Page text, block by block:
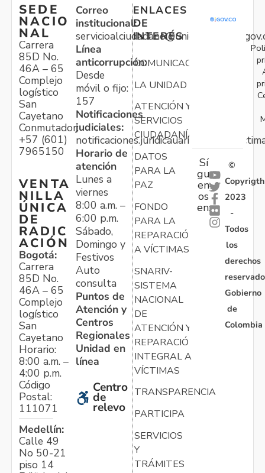
SEDE
NACIO
NAL
Carrera
85D No.
46A – 65
Complejo
logístico
San
Cayetano
Conmutador:
+57 (601)
7965150
VENTA
NILLA
ÚNICA
DE
RADIC
ACIÓN
Bogotá:
Carrera
85D No.
46A – 65
Complejo
logístico
San
Cayetano
Horario:
8:00 a.m. –
4:00 p.m.
Código
Postal:
111071
Medellín:
Calle 49
No 50-21
piso 14
Correo
institucional:
Línea
anticorrupción:
Desde
móvil o fijo:
157
Notificaciones
judiciales:
Horario de
atención
Lunes a
viernes
8:00 a.m. –
6:00 p.m.
Sábado,
Domingo y
Festivos
Auto
consulta
Puntos de
Atención y
Centros
Regionales
Unidad en
línea
Centro
de
relevo
ENLACES
DE
INTERÉS
COMUNICACIONES
LA UNIDAD
ATENCIÓN Y
SERVICIOS
CIUDADANÍA
DATOS
PARA LA
PAZ
FONDO
PARA LA
REPARACIÓN
A VÍCTIMAS
SNARIV-
SISTEMA
NACIONAL
DE
ATENCIÓN Y
REPARACIÓN
INTEGRAL A
VÍCTIMAS
TRANSPARENCIA
PARTICIPA
SERVICIOS
Y
TRÁMITES
Sí
gu
en
os
en:
©
Copyrigth
2023
-
Todos
los
derechos
Gobierno
de
Colombia